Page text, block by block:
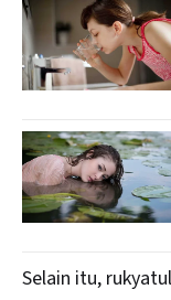
Selain itu,